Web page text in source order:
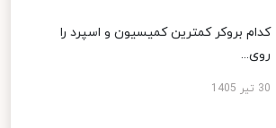
کدام بروکر کمترین کمیسیون و اسپرد را
روی...
30 تیر 1405